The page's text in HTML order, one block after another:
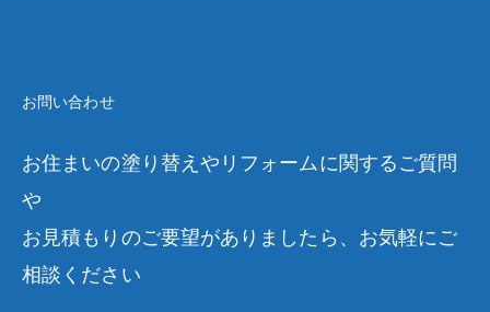
お問い合わせ
お住まいの塗り替えやリフォームに関するご質問
や
お見積もりのご要望がありましたら、お気軽にご
相談ください